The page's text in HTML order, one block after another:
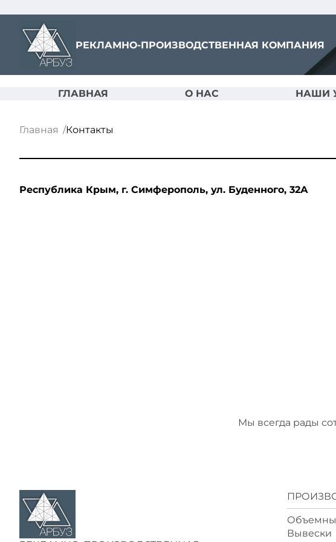
РЕКЛАМНО-ПРОИЗВОДСТВЕННАЯ КОМПАНИЯ
ГЛАВНАЯ О НАС НАШИ
Главная Контакты
Республика Крым, г. Симферополь, ул. Буденного, 32А
Мы всегда рады
Вывески